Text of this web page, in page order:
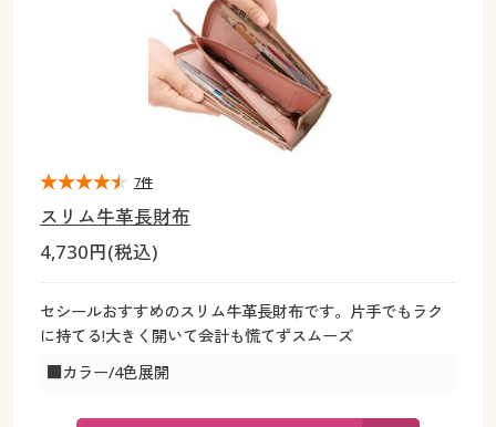
カーテン・ラグ・ファブリック
美容・健康・サプリメント
制服・スクールすべて
ジュニア・ティーンズ下着
大きいサイズ通販すべて
大きいサイズ レディース服
大きいサイズ レディース下着
大きいサイズ メンズ
大きいサイズ 事務・制服
バーゲンセール
シークレットセール
詳細検索
商品カテゴリ一覧
カタログ・チラシからのご注文
デジタルカタログ
カーテン・ラグ・ファブリック
ジュニア・ティーンズ下着
大きいサイズ通販すべて
大きいサイズ レディース服
大きいサイズ レディース下着
シークレットセール
商品カテゴリ一覧
カタログ
デジタルカタログ
スリム牛革長財布
4,730円(税込)
セシールおすすめのスリム牛革長財布です。片手でもラク
に持てる!大きく開いて会計も慌てずスムーズ
■カラー/4色展開
7件